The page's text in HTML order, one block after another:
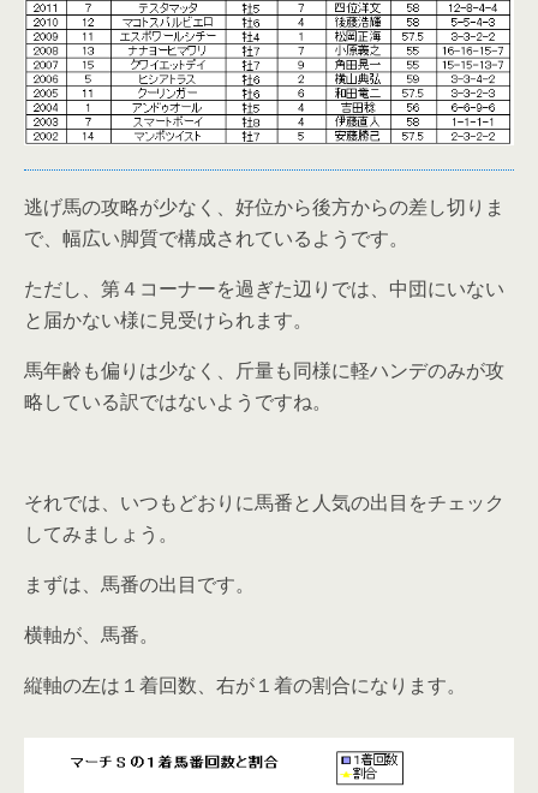
逃げ馬の攻略が少なく、好位から後方からの差し切りま
で、幅広い脚質で構成されているようです。
ただし、第４コーナーを過ぎた辺りでは、中団にいない
と届かない様に見受けられます。
馬年齢も偏りは少なく、斤量も同様に軽ハンデのみが攻
略している訳ではないようですね。
それでは、いつもどおりに馬番と人気の出目をチェック
してみましょう。
まずは、馬番の出目です。
横軸が、馬番。
縦軸の左は１着回数、右が１着の割合になります。